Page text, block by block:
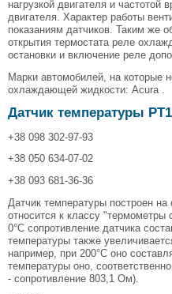
нагрузкой двигателя и частотой
двигателя. Характер работы
показаниям датчиков. Таким же
открытия термостата реле
остановки и включение реле
Марки автомобилей, на которые
охлаждающей жидкости: Acura .
Датчик температуры
+38 098 302-97-93
+38 050 634-07-02
+38 093 681-36-36
Датчик температуры построен
относится к классу "термометры
0°C сопротивление датчика
температуры также
например, при 200°C оно
температуры оно,
- сопротивление 803,1 Ом).